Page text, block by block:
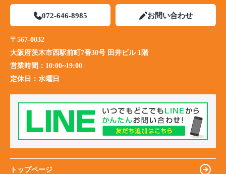
072-646-8985 お問い合わせ
〒567-0032
大阪府茨木市西駅前町7番30号 田井ビル 1階
営業時間： 10:00~19:00
定休日： 水曜日
トップページ